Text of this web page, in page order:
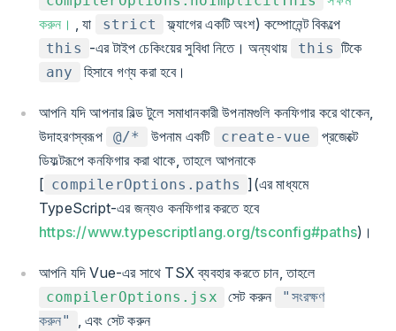
করুন।
, যা strict ফ্ল্যাগের একটি অংশ) কম্পোনেন্ট বিকল্পে
this -এর টাইপ চেকিংয়ের সুবিধা নিতে। অন্যথায় this টিকে
any হিসাবে গণ্য করা হবে।
আপনি যদি আপনার বিল্ড টুলে সমাধানকারী উপনামগুলি কনফিগার করে থাকেন,
উদাহরণস্বরূপ
@/* উপনাম একটি create-vue
প্রজেক্টে
ডিফল্টরূপে কনফিগার করা থাকে, তাহলে আপনাকে
[ compilerOptions.paths ](এর মাধ্যমে
TypeScript-এর জন্যও কনফিগার করতে হবে
https://www.typescriptlang.org/tsconfig#paths)।
আপনি যদি Vue-এর সাথে TSX ব্যবহার করতে চান, তাহলে
compilerOptions.jsx সেট করুন
"সংরক্ষণ
করুন"
, এবং সেট করুন